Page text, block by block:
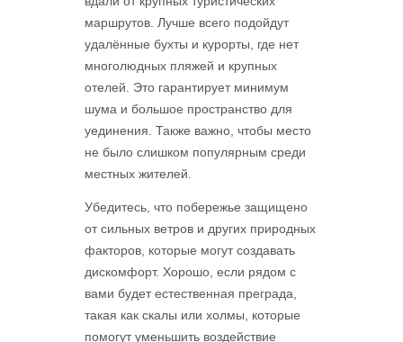
маршрутов. Лучше всего подойдут
удалённые бухты и курорты, где нет
многолюдных пляжей и крупных
отелей. Это гарантирует минимум
шума и большое пространство для
уединения. Также важно, чтобы место
не было слишком популярным среди
местных жителей.
Убедитесь, что побережье защищено
от сильных ветров и других природных
факторов, которые могут создавать
дискомфорт. Хорошо, если рядом с
вами будет естественная преграда,
такая как скалы или холмы, которые
помогут уменьшить воздействие